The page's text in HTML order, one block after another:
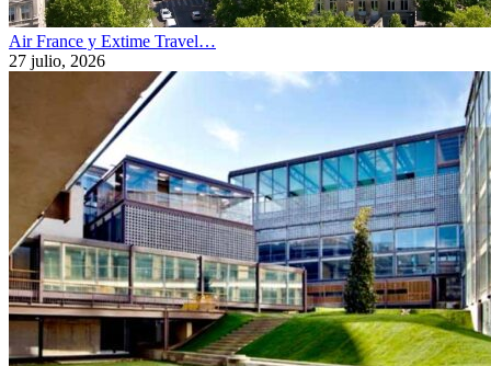
Air France y Extime Travel…
27 julio, 2026